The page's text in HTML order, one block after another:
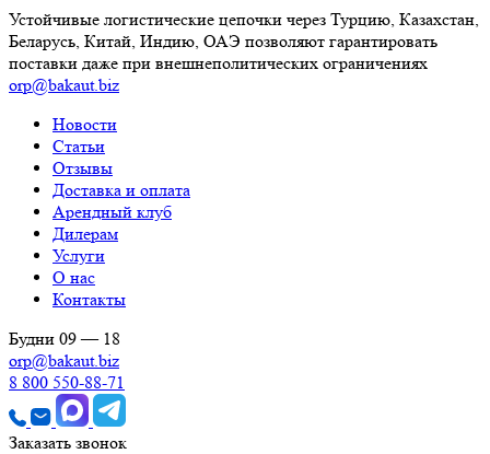
Устойчивые логистические цепочки через Турцию, Казахстан,
Беларусь, Китай, Индию, ОАЭ позволяют гарантировать
поставки даже при внешнеполитических ограничениях
orp@bakaut.biz
Новости
Статьи
Отзывы
Доставка и оплата
Арендный клуб
Дилерам
Услуги
О нас
Контакты
Будни 09 — 18
orp@bakaut.biz
8 800 550-88-71
Заказать звонок